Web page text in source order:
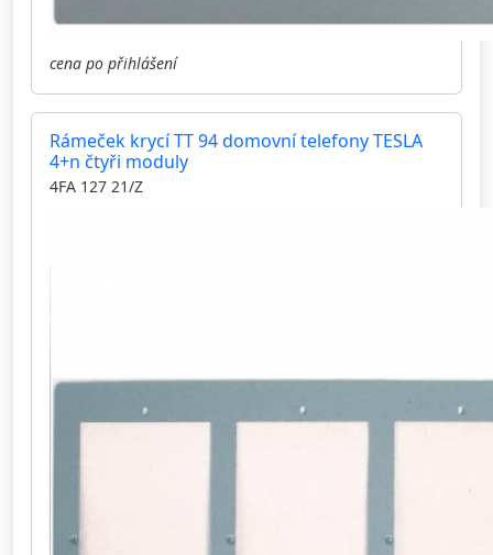
cena po přihlášení
Rámeček krycí TT 94 domovní telefony TESLA
4+n čtyři moduly
4FA 127 21/Z